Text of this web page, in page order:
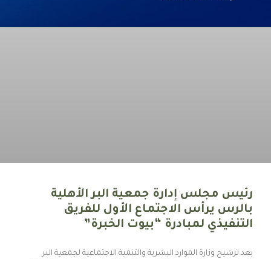
رئيس مجلس إدارة جمعية البر الأهلية
بالرس يرأس الاجتماع الأول للفريق
التنفيذي لمبادرة “بيوت الخبرة”
بعد ترشيح وزارة الموارد البشرية والتنمية الاجتماعية لجمعية البر